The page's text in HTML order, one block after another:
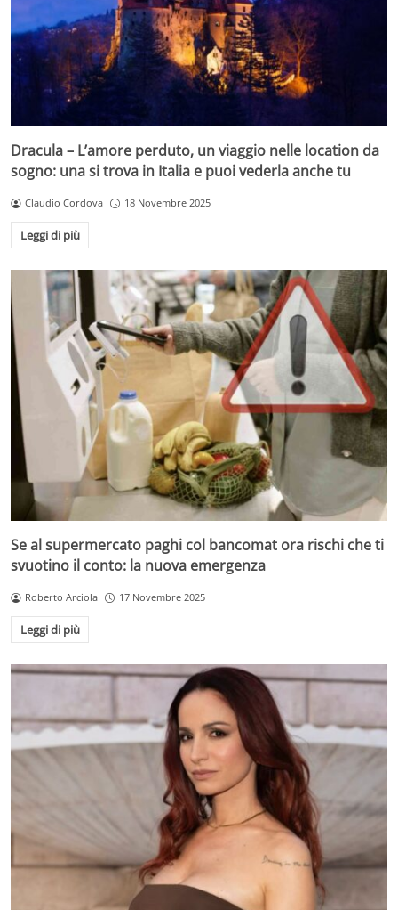
Dracula – L’amore perduto, un viaggio nelle location da
sogno: una si trova in Italia e puoi vederla anche tu
Claudio Cordova 18 Novembre 2025
Leggi di più
Se al supermercato paghi col bancomat ora rischi che ti
svuotino il conto: la nuova emergenza
Roberto Arciola 17 Novembre 2025
Leggi di più